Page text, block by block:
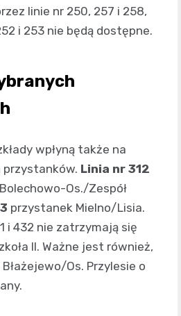
linie nr 250, 257 i 258,
i 253 nie będą dostępne.
wpłyną także na
przystanków. Linia nr 312
Os./Zespół
przystanek Mielno/Lisia.
i 432 nie zatrzymają się
II. Ważne jest również,
Os. Przylesie o